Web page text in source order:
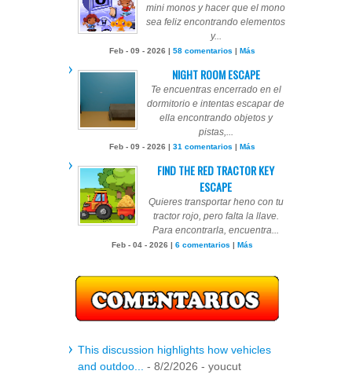
mini monos y hacer que el mono
sea feliz encontrando elementos
y...
Feb - 09 - 2026 | 58 comentarios | Más
NIGHT ROOM ESCAPE
Te encuentras encerrado en el
dormitorio e intentas escapar de
ella encontrando objetos y
pistas,...
Feb - 09 - 2026 | 31 comentarios | Más
FIND THE RED TRACTOR KEY
ESCAPE
Quieres transportar heno con tu
tractor rojo, pero falta la llave.
Para encontrarla, encuentra...
Feb - 04 - 2026 | 6 comentarios | Más
This discussion highlights how vehicles
and outdoo...
- 8/2/2026 - youcut